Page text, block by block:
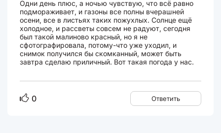
Одни день плюс, а ночью чувствую, что всё равно
подмораживает, и газоны все полны вчерашней
осени, все в листьях таких пожухлых. Солнце ещё
холодное, и рассветы совсем не радуют, сегодня
был такой малиново красный, но я не
сфотографировала, потому-что уже уходил, и
снимок получился бы скомканный, может быть
завтра сделаю приличный. Вот такая погода у нас.
0 Ответить